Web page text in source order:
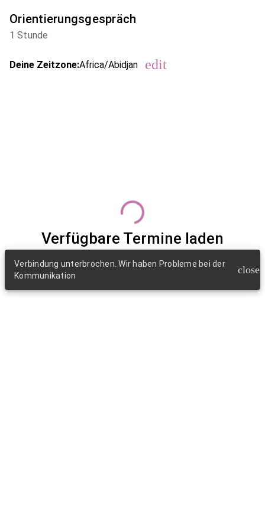
Verbindung unterbrochen. Wir haben Probleme bei der
Kommunikation
close
Orientierungsgespräch
1 Stunde
Deine Zeitzone:Africa/Abidjan
edit
Verfügbare Termine laden